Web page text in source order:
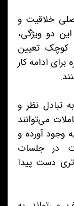
خلاقیت و
دو ویژگی،
کوچک تعیین
ادامه کار
تبادل نظر و
می‌توانند
وجود آورده و
در جلسات
دست پیدا